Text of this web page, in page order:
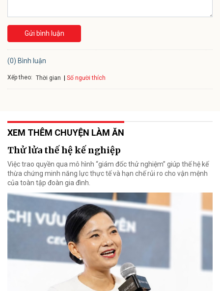
Gửi bình luận
(0) Bình luận
Xếp theo: Thời gian Số người thích
XEM THÊM CHUYỆN LÀM ĂN
Thử lửa thế hệ kế nghiệp
Việc trao quyền qua mô hình “giám đốc thử nghiệm” giúp thế hệ kế
thừa chứng minh năng lực thực tế và hạn chế rủi ro cho vận mệnh
của toàn tập đoàn gia đình.